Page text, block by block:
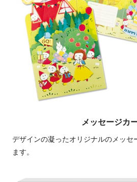
メッセージカ
デザインの凝ったオリジナルのメッセ
ます。